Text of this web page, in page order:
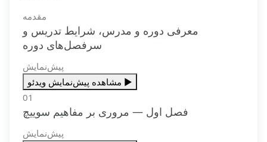
مقدمه
معرفی دوره و مدرس، شرایط تدریس و
سرفصل‌های دوره
پیش‌نمایش
▶️ مشاهده پیش‌نمایش ویدئو
01
فصل اول — مروری بر مفاهیم سوییچ
پیش‌نمایش